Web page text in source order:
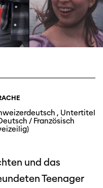
, Untertitel
/ Französisch
und das
Teenager